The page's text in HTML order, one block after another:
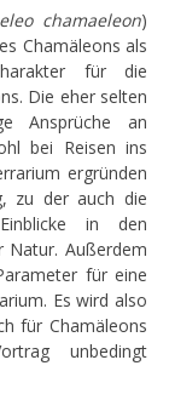
chamaeleon)
Chamäleons als
für die
Die eher selten
Ansprüche an
bei Reisen ins
ergründen
zu der auch die
in den
Natur. Außerdem
für eine
Es wird also
für Chamäleons
unbedingt